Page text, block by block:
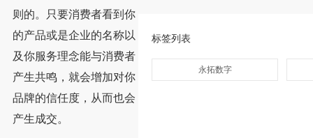
则的。只要消费者看到你
的产品或是企业的名称以
及你服务理念能与消费者
产生共鸣，就会增加对你
品牌的信任度，从而也会
产生成交。
标签列表
永拓数字